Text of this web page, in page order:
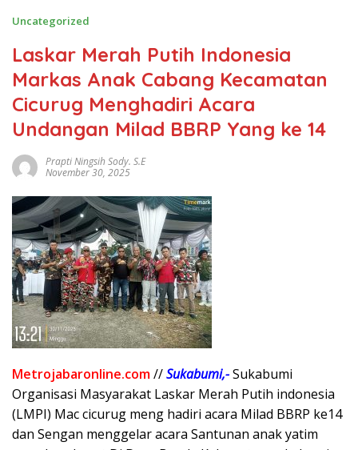
Uncategorized
Laskar Merah Putih Indonesia
Markas Anak Cabang Kecamatan
Cicurug Menghadiri Acara
Undangan Milad BBRP Yang ke 14
Prapti Ningsih Sody. S.E
November 30, 2025
Metrojabaronline.com//Sukabumi,-Sukabumi
Organisasi Masyarakat Laskar Merah Putih indonesia
(LMPI) Mac cicurug meng hadiri acara Milad BBRP ke14
dan Sengan menggelar acara Santunan anak yatim